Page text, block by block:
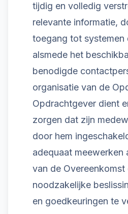
tijdig en volledig
relevante informatie,
toegang tot systemen
alsmede het
benodigde
organisatie van de
Opdrachtgever dient
zorgen dat zijn
door hem
adequaat meewerken
van de Overeenkomst
noodzakelijke
en goedkeuringen te